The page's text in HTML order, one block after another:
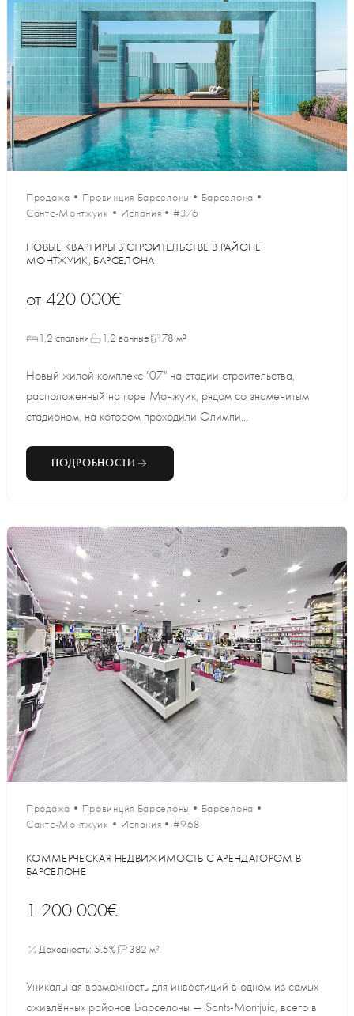
Продажа • Провинция Барселоны • Барселона •
Сантс-Монтжуик • Испания •#376
НОВЫЕ КВАРТИРЫ В СТРОИТЕЛЬСТВЕ В РАЙОНЕ
МОНТЖУИК, БАРСЕЛОНА
от 420 000€
1,2 спальни 1,2 ванные 78 м²
Новый жилой комплекс "07" на стадии строительства,
расположенный на горе Монжуик, рядом со знаменитым
стадионом, на котором проходили Олимпи...
ПОДРОБНОСТИ
Продажа • Провинция Барселоны • Барселона •
Сантс-Монтжуик • Испания •#968
КОММЕРЧЕСКАЯ НЕДВИЖИМОСТЬ С АРЕНДАТОРОМ В
БАРСЕЛОНЕ
1 200 000€
Доходность: 5.5% 382 м²
Уникальная возможность для инвестиций в одном из самых
оживлённых районов Барселоны — Sants-Montjuic, всего в